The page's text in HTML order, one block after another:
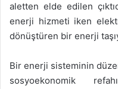
aletten elde edilen
enerji hizmeti iken
dönüştüren bir enerji
Bir enerji sisteminin
sosyoekonomik